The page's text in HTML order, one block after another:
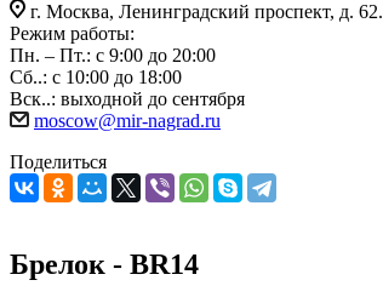
г. Москва, Ленинградский проспект, д. 62.
Режим работы:
Пн. – Пт.: с 9:00 до 20:00
Сб..: с 10:00 до 18:00
Вск..: выходной до сентября
moscow@mir-nagrad.ru
Поделиться
Брелок - BR14